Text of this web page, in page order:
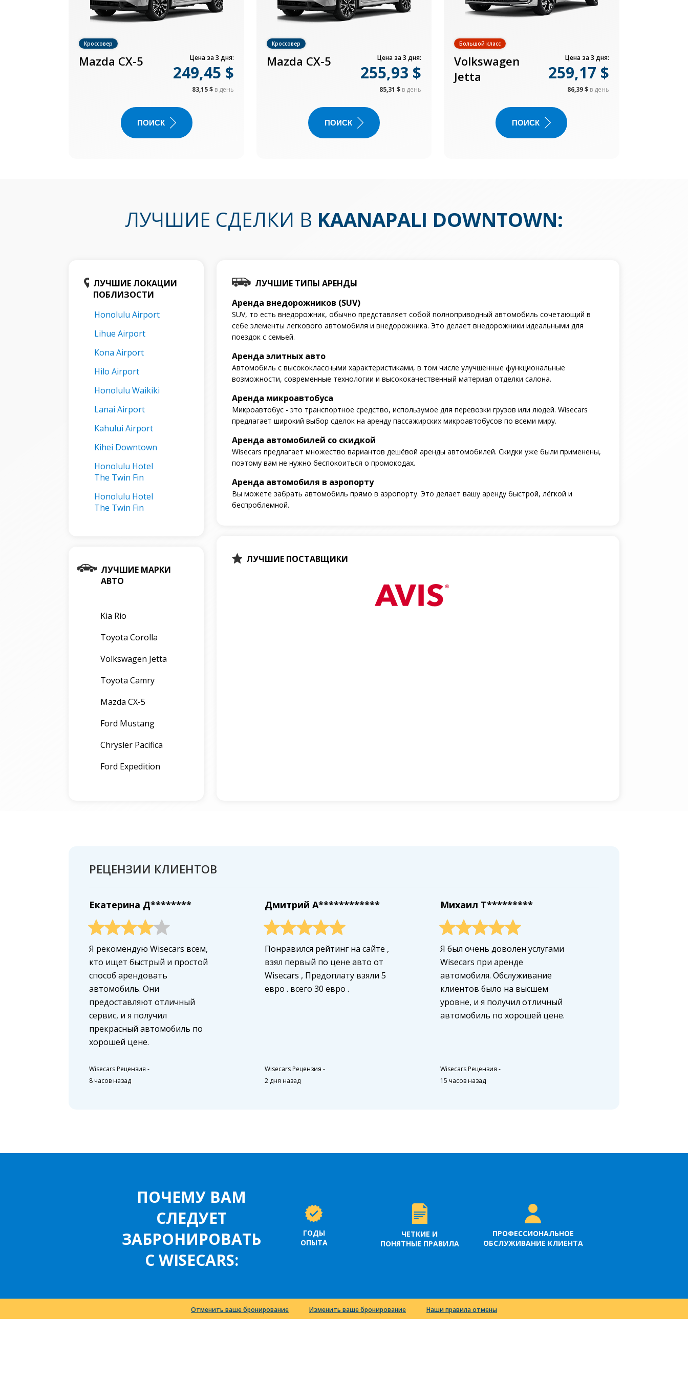
Кроссовер
Mazda CX-5 Цена за 3 дня:
249,45 $
83,15 $ в день
ПОИСК
Кроссовер
Mazda CX-5 Цена за 3 дня:
255,93 $
85,31 $ в день
ПОИСК
Большой класс
Volkswagen
Jetta
Цена за 3 дня:
259,17 $
86,39 $ в день
ПОИСК
ЛУЧШИЕ СДЕЛКИ В KAANAPALI DOWNTOWN:
ЛУЧШИЕ ЛОКАЦИИ
ПОБЛИЗОСТИ
Honolulu Airport
Lihue Airport
Kona Airport
Hilo Airport
Honolulu Waikiki
Lanai Airport
Kahului Airport
Kihei Downtown
Honolulu Hotel
The Twin Fin
Honolulu Hotel
The Twin Fin
ЛУЧШИЕ МАРКИ
АВТО
Kia Rio
Toyota Corolla
Volkswagen Jetta
Toyota Camry
Mazda CX-5
Ford Mustang
Chrysler Pacifica
Ford Expedition
ЛУЧШИЕ ТИПЫ АРЕНДЫ
Аренда внедорожников (SUV)
SUV, то есть внедорожник, обычно представляет собой полноприводный автомобиль сочетающий в
себе элементы легкового автомобиля и внедорожника. Это делает внедорожники идеальными для
поездок с семьей.
Аренда элитных авто
Автомобиль с высококлассными характеристиками, в том числе улучшенные функциональные
возможности, современные технологии и высококачественный материал отделки салона.
Аренда микроавтобуса
Микроавтобус - это транспортное средство, использумое для перевозки грузов или людей. Wisecars
предлагает широкий выбор сделок на аренду пассажирских микроавтобусов по всеми миру.
Аренда автомобилей со скидкой
Wisecars предлагает множество вариантов дешёвой аренды автомобилей. Скидки уже были применены,
поэтому вам не нужно беспокоиться о промокодах.
Аренда автомобиля в аэропорту
Вы можете забрать автомобиль прямо в аэропорту. Это делает вашу аренду быстрой, лёгкой и
беспроблемной.
ЛУЧШИЕ ПОСТАВЩИКИ
РЕЦЕНЗИИ КЛИЕНТОВ
Екатерина Д********
Я рекомендую Wisecars всем,
кто ищет быстрый и простой
способ арендовать
автомобиль. Они
предоставляют отличный
сервис, и я получил
прекрасный автомобиль по
хорошей цене.
Wisecars Рецензия -
8 часов назад
Дмитрий A************
Понравился рейтинг на сайте ,
взял первый по цене авто от
Wisecars , Предоплату взяли 5
евро . всего 30 евро .
Wisecars Рецензия -
2 дня назад
Михаил T*********
Я был очень доволен услугами
Wisecars при аренде
автомобиля. Обслуживание
клиентов было на высшем
уровне, и я получил отличный
автомобиль по хорошей цене.
Wisecars Рецензия -
15 часов назад
ПОЧЕМУ ВАМ
СЛЕДУЕТ
ЗАБРОНИРОВАТЬ
С WISECARS:
ГОДЫ
ОПЫТА
ЧЕТКИЕ И
ПОНЯТНЫЕ ПРАВИЛА
ПРОФЕССИОНАЛЬНОЕ
ОБСЛУЖИВАНИЕ КЛИЕНТА
Отменить ваше бронирование Изменить ваше бронирование Наши правила отмены